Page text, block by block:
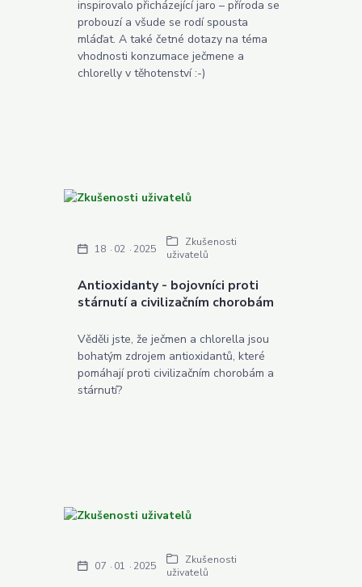
inspirovalo přicházející jaro – příroda se
probouzí a všude se rodí spousta
mláďat. A také četné dotazy na téma
vhodnosti konzumace ječmene a
chlorelly v těhotenství :-)
Antioxidanty - bojovníci proti
stárnutí a civilizačním chorobám
18 02 2025
Zkušenosti
uživatelů
Věděli jste, že ječmen a chlorella jsou
bohatým zdrojem antioxidantů, které
pomáhají proti civilizačním chorobám a
stárnutí?
07 01 2025
Zkušenosti
uživatelů